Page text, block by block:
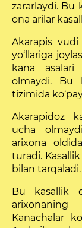
zararlaydi. Bu
ona arilar
Akarapis vudi
yo‘llariga
kana asalari
olmaydi. Bu
tizimida
Akarapidoz
ucha
arixona
turadi.
bilan tarqaladi.
Bu kasallik
Kanachalar